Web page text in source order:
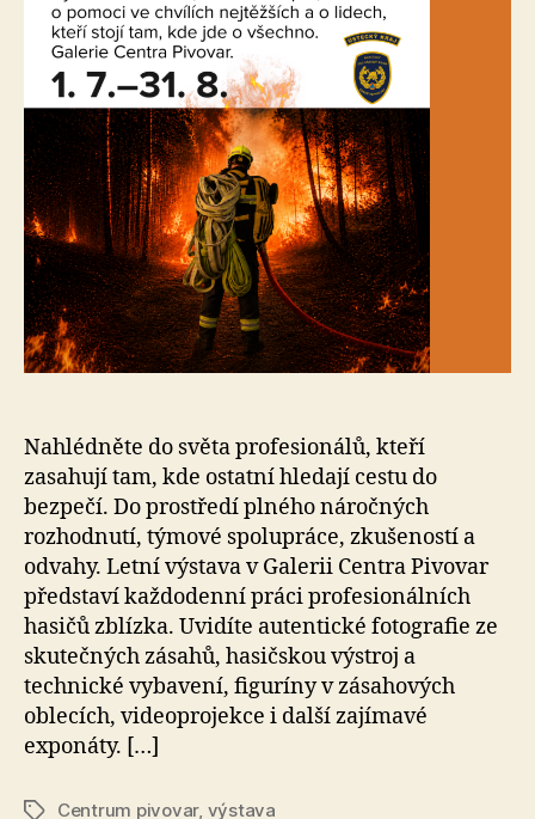
Nahlédněte do světa profesionálů, kteří
zasahují tam, kde ostatní hledají cestu do
bezpečí. Do prostředí plného náročných
rozhodnutí, týmové spolupráce, zkušeností a
odvahy. Letní výstava v Galerii Centra Pivovar
představí každodenní práci profesionálních
hasičů zblízka. Uvidíte autentické fotografie ze
skutečných zásahů, hasičskou výstroj a
technické vybavení, figuríny v zásahových
oblecích, videoprojekce i další zajímavé
exponáty. […]
ŠtítkyCentrum pivovar, výstava